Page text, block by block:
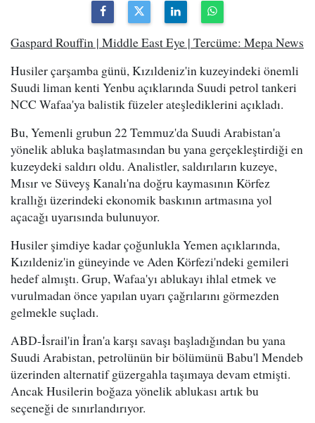
Gaspard Rouffin | Middle East Eye | Tercüme: Mepa News
Husiler çarşamba günü, Kızıldeniz'in kuzeyindeki önemli
Suudi liman kenti Yenbu açıklarında Suudi petrol tankeri
NCC Wafaa'ya balistik füzeler ateşlediklerini açıkladı.
Bu, Yemenli grubun 22 Temmuz'da Suudi Arabistan'a
yönelik abluka başlatmasından bu yana gerçekleştirdiği en
kuzeydeki saldırı oldu. Analistler, saldırıların kuzeye,
Mısır ve Süveyş Kanalı'na doğru kaymasının Körfez
krallığı üzerindeki ekonomik baskının artmasına yol
açacağı uyarısında bulunuyor.
Husiler şimdiye kadar çoğunlukla Yemen açıklarında,
Kızıldeniz'in güneyinde ve Aden Körfezi'ndeki gemileri
hedef almıştı. Grup, Wafaa'yı ablukayı ihlal etmek ve
vurulmadan önce yapılan uyarı çağrılarını görmezden
gelmekle suçladı.
ABD-İsrail'in İran'a karşı savaşı başladığından bu yana
Suudi Arabistan, petrolünün bir bölümünü Babu'l Mendeb
üzerinden alternatif güzergahla taşımaya devam etmişti.
Ancak Husilerin boğaza yönelik ablukası artık bu
seçeneği de sınırlandırıyor.